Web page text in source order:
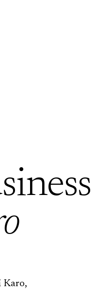
Karo,